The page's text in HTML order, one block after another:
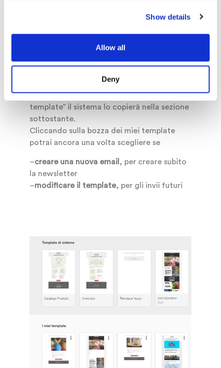
Show details
Allow all
Deny
Se invece hai scelto “Copia nei miei
template” il sistema lo copierà nella sezione
sottostante.
Cliccando sulla bozza dei miei template
potrai ancora una volta scegliere se
–creare una nuova email , per creare subito
la newsletter
–modificare il template, per gli invii futuri